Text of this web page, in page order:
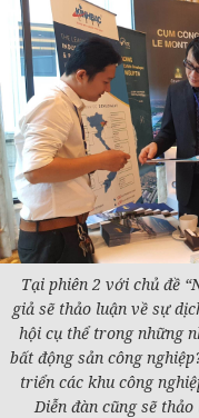
Tại phiên 2 với chủ đề
giả sẽ thảo luận về sự
hội cụ thể trong những
bất động sản công
triển các khu công
Diễn đàn cũng sẽ